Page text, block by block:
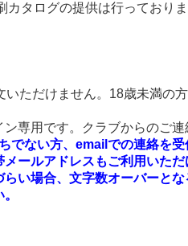
カタログの提供は行っており
いただけません。18歳未満の
ン専用です。クラブからのご
でない方、emailでの連絡を
メールアドレスもご利用いた
い場合、文字数オーバーと